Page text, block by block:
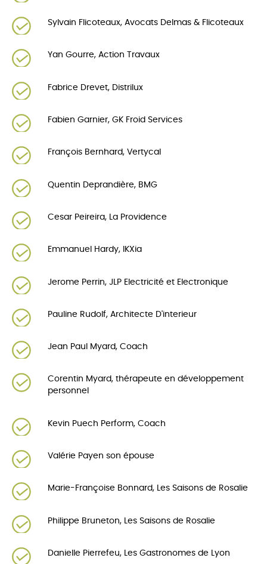
Sylvain Flicoteaux, Avocats Delmas & Flicoteaux
Yan Gourre, Action Travaux
Fabrice Drevet, Distrilux
Fabien Garnier, GK Froid Services
François Bernhard, Vertycal
Quentin Deprandière, BMG
Cesar Peireira, La Providence
Emmanuel Hardy, IKXia
Jerome Perrin, JLP Electricité et Electronique
Pauline Rudolf, Architecte D'interieur
Jean Paul Myard, Coach
Corentin Myard, thérapeute en développement
personnel
Kevin Puech Perform, Coach
Valérie Payen son épouse
Marie-Françoise Bonnard, Les Saisons de Rosalie
Philippe Bruneton, Les Saisons de Rosalie
Danielle Pierrefeu, Les Gastronomes de Lyon